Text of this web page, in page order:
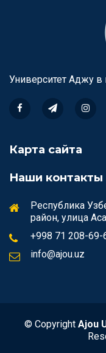
Университет Аджу в
Карта сайта
Наши контакты
Республика
район, улица
+998 71 208-69-
info@ajou.uz
© Copyright Ajou